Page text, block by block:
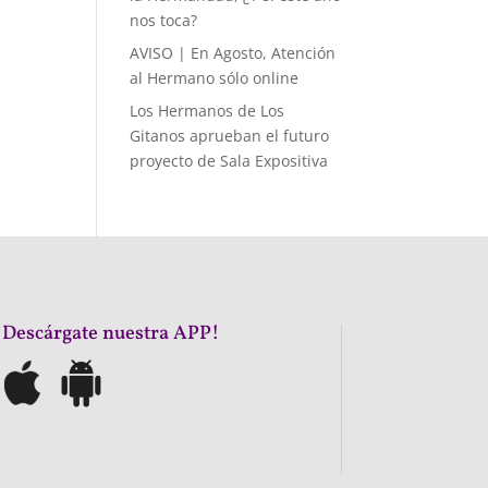
nos toca?
AVISO | En Agosto, Atención
al Hermano sólo online
Los Hermanos de Los
Gitanos aprueban el futuro
proyecto de Sala Expositiva
nuestra APP!